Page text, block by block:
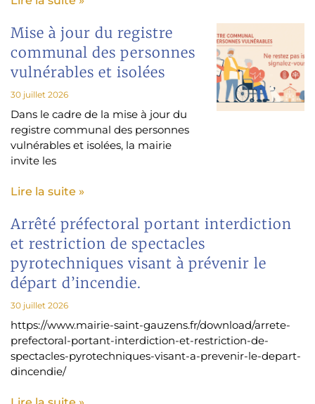
Mise à jour du registre
communal des personnes
vulnérables et isolées
30 juillet 2026
Dans le cadre de la mise à jour du
registre communal des personnes
vulnérables et isolées, la mairie
invite les
Lire la suite »
Arrêté préfectoral portant interdiction
et restriction de spectacles
pyrotechniques visant à prévenir le
départ d’incendie.
30 juillet 2026
https://www.mairie-saint-gauzens.fr/download/arrete-
prefectoral-portant-interdiction-et-restriction-de-
spectacles-pyrotechniques-visant-a-prevenir-le-depart-
dincendie/